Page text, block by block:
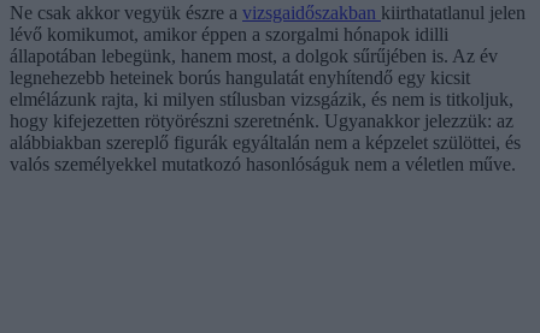
Ne csak akkor vegyük észre a vizsgaidőszakban kiirthatatlanul jelen
lévő komikumot, amikor éppen a szorgalmi hónapok idilli
állapotában lebegünk, hanem most, a dolgok sűrűjében is. Az év
legnehezebb heteinek borús hangulatát enyhítendő egy kicsit
elmélázunk rajta, ki milyen stílusban vizsgázik, és nem is titkoljuk,
hogy kifejezetten rötyörészni szeretnénk. Ugyanakkor jelezzük: az
alábbiakban szereplő figurák egyáltalán nem a képzelet szülöttei, és
valós személyekkel mutatkozó hasonlóságuk nem a véletlen műve.